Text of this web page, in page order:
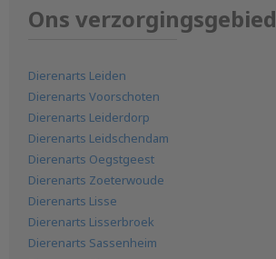
Ons verzorgingsgebied
Dierenarts Leiden
Dierenarts Voorschoten
Dierenarts Leiderdorp
Dierenarts Leidschendam
Dierenarts Oegstgeest
Dierenarts Zoeterwoude
Dierenarts Lisse
Dierenarts Lisserbroek
Dierenarts Sassenheim